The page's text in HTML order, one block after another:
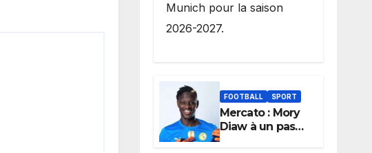
Munich pour la saison
2026-2027.
FOOTBALL SPORT
Mercato : Mory
Diaw à un pas
de Lille, le